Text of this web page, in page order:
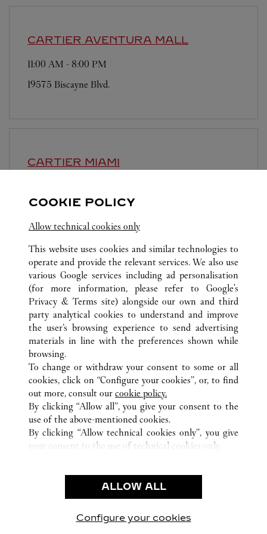
CARTIER AVENTURA MALL
11:00 AM - 8:00 PM
19575 Biscayne Blvd.
CARTIER MIAMI
147 NE 39th Street
ALLE CARTIER STANDORTE
VEREINIGTE STAATEN
FL
BOCA RATON 6000 GLADES ROAD
CUSTOMER CARE
CONTACT US
OUR COMPANY
CAREERS
FIND A BOUTIQUE
PRIVACY POLICY
CONDITIONS OF SALE
COOKIE POLICY
Allow technical cookies only
This website uses cookies and similar technologies to
operate and provide the relevant services. We also use
various Google services including ad personalisation
(for more information, please refer to Google's
Privacy & Terms site) alongside our own and third
party analytical cookies to understand and improve
the user’s browsing experience to send advertising
materials in line with the preferences shown while
browsing.
To change or withdraw your consent to some or all
cookies, click on “Configure your cookies”, or, to find
out more, consult our cookie policy.
By clicking “Allow all”, you give your consent to the
use of the above-mentioned cookies.
By clicking “Allow technical cookies only”, you give
your consent to the use of technical cookies only.
ALLOW ALL
Configure your cookies